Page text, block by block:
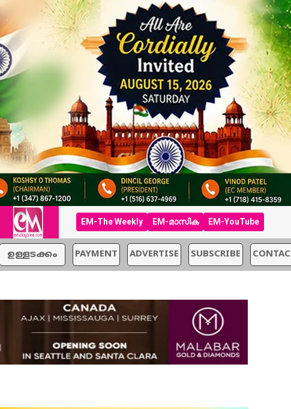
EM-The Weekly EM-മാസിക EM-YouTube
ഉള്ളടക്കം PAYMENT ADVERTISE SUBSCRIBE